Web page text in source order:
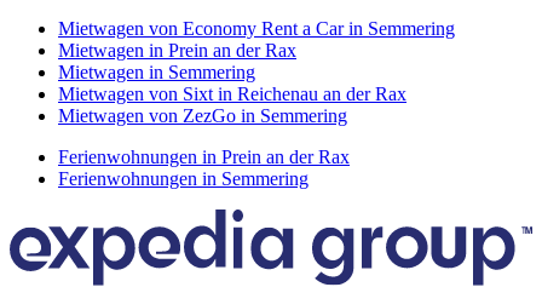
Mietwagen von Economy Rent a Car in Semmering
Mietwagen in Prein an der Rax
Mietwagen in Semmering
Mietwagen von Sixt in Reichenau an der Rax
Mietwagen von ZezGo in Semmering
Ferienwohnungen in Prein an der Rax
Ferienwohnungen in Semmering